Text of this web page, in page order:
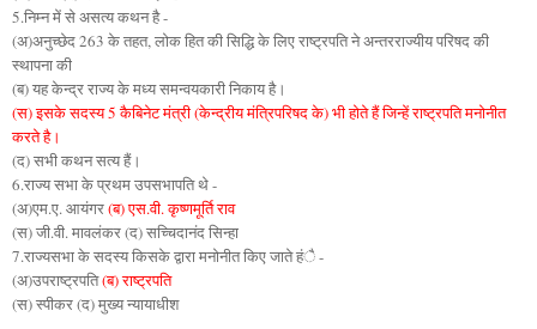
5.निम्न में से असत्य कथन है -
(अ)अनुच्छेद 263 के तहत, लोक हित की सिद्धि के लिए राष्ट्रपति ने अन्तरराज्यीय परिषद की
स्थापना की
(ब) यह केन्द्र राज्य के मध्य समन्वयकारी निकाय है।
(स) इसके सदस्य 5 कैबिनेट मंत्री (केन्द्रीय मंत्रिपरिषद के) भी होते हैं जिन्हें राष्ट्रपति मनोनीत
करते है।
(द) सभी कथन सत्य हैं।
6.राज्य सभा के प्रथम उपसभापति थे -
(अ)एम.ए. आयंगर(ब) एस.वी. कृष्णमूर्ति राव
(स) जी.वी. मावलंकर (द) सच्चिदानंद सिन्हा
7.राज्यसभा के सदस्य किसके द्वारा मनोनीत किए जाते हंै -
(अ)उपराष्ट्रपति(ब) राष्ट्रपति
(स) स्पीकर (द) मुख्य न्यायाधीश